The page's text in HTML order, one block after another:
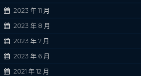
2023 年 11 月
2023 年 8 月
2023 年 7 月
2023 年 6 月
2021 年 12 月